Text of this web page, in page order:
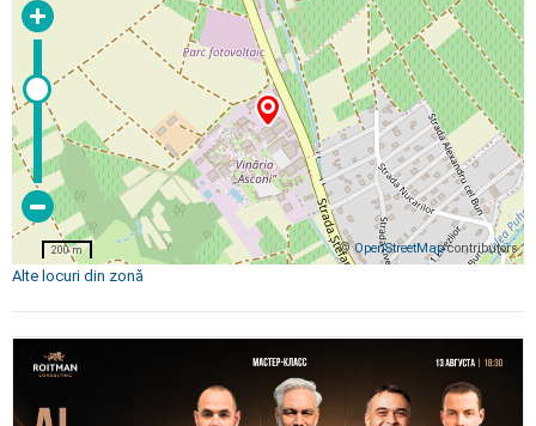
©OpenStreetMapcontributors
200 m
Alte locuri din zonă